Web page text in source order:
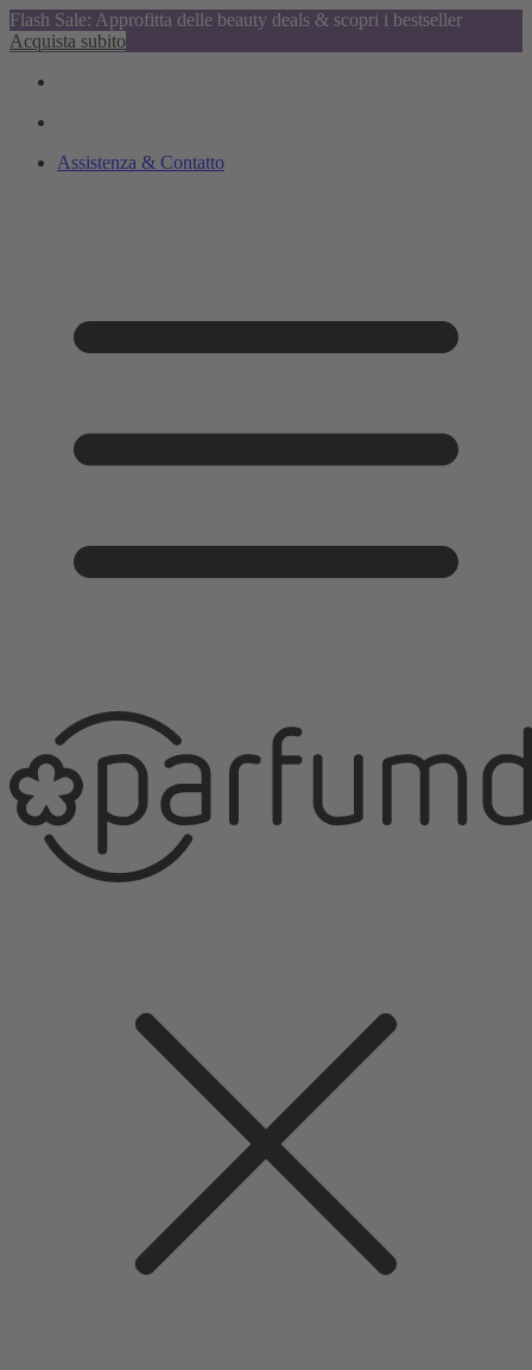
Flash Sale: Approfitta delle beauty deals & scopri i bestseller
Acquista subito
Assistenza & Contatto